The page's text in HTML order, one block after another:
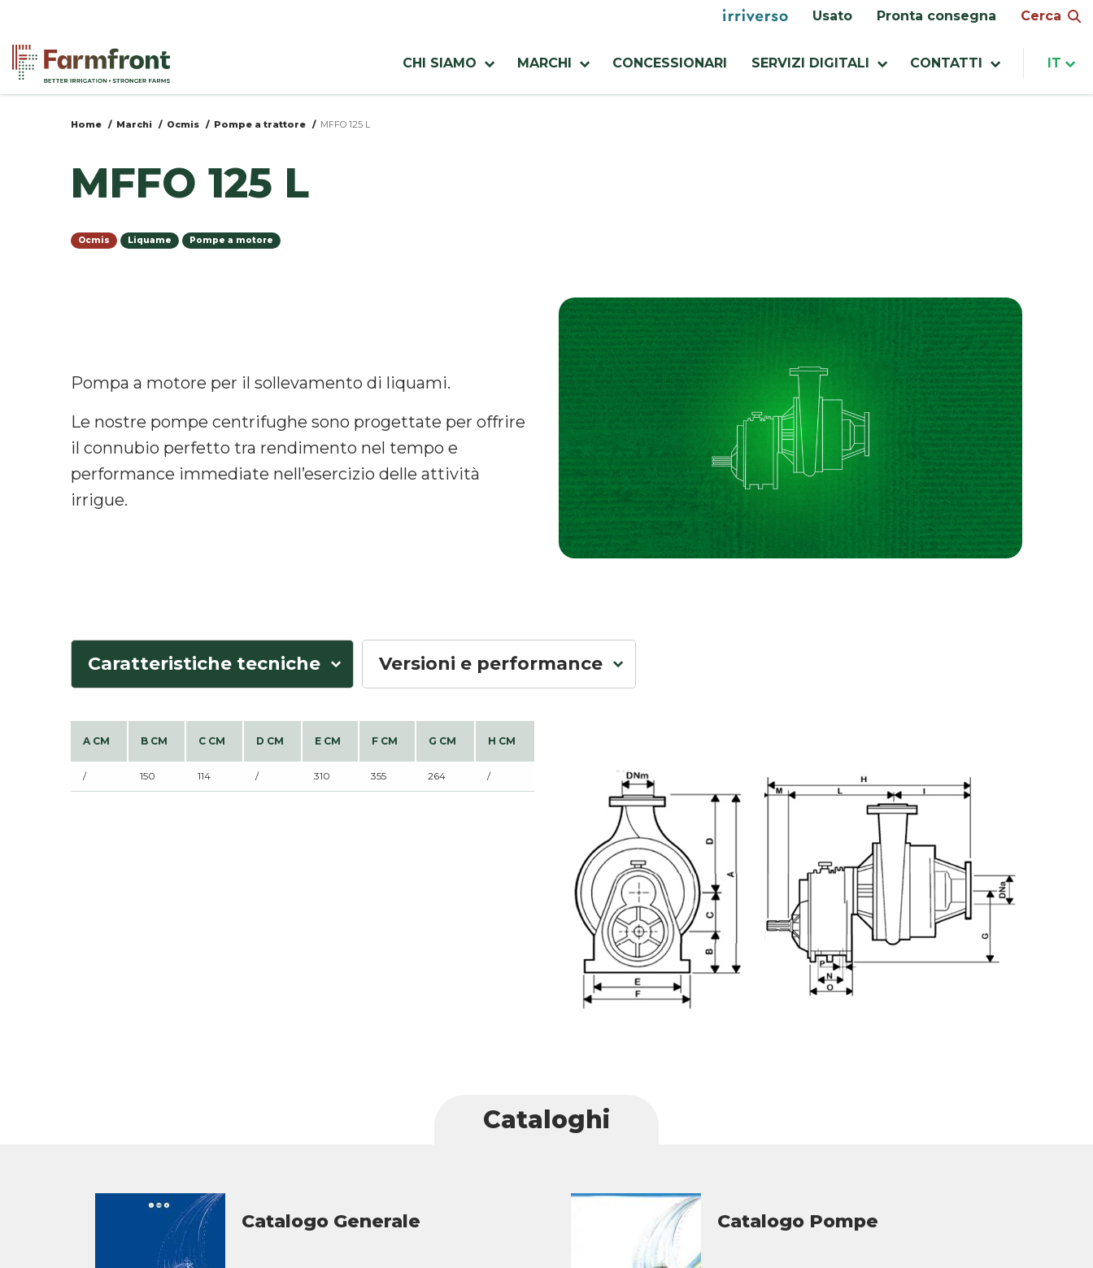
contenuto
principale
Tu
sei
qui
Home Marchi Ocmis Pompe a trattore MFFO 125 L
MFFO 125 L
Ocmis Liquame Pompe a motore
Pompa a motore per il sollevamento di liquami.
Le nostre pompe centrifughe sono progettate per offrire
il connubio perfetto tra rendimento nel tempo e
performance immediate nell’esercizio delle attività
irrigue.
Caratteristiche tecniche Versioni e performance
A CM B CM C CM D CM E CM F CM G CM H CM
/ 150 114 / 310 355 264 /
Cataloghi
Catalogo Generale Catalogo Pompe
Menu
Usato Pronta consegna Cerca
azienda
CHI SIAMO MARCHI CONCESSIONARI SERVIZI DIGITALI CONTATTI IT